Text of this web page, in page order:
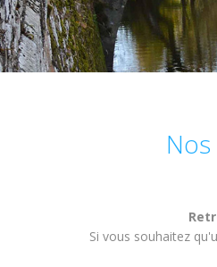
Si vous souhaitez